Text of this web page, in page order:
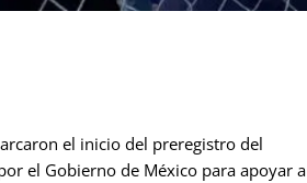
el inicio del preregistro del
el Gobierno de México para apoyar a